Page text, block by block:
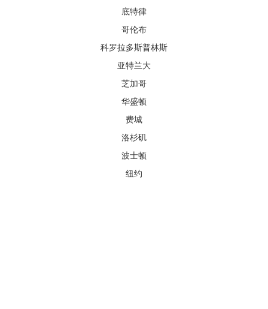
底特律
哥伦布
科罗拉多斯普林斯
亚特兰大
芝加哥
华盛顿
费城
洛杉矶
波士顿
纽约